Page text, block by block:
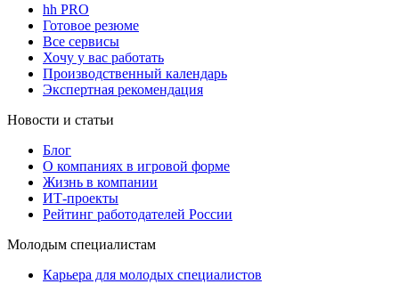
hh PRO
Готовое резюме
Все сервисы
Хочу у вас работать
Производственный календарь
Экспертная рекомендация
Новости и статьи
Блог
О компаниях в игровой форме
Жизнь в компании
ИТ-проекты
Рейтинг работодателей России
Молодым специалистам
Карьера для молодых специалистов